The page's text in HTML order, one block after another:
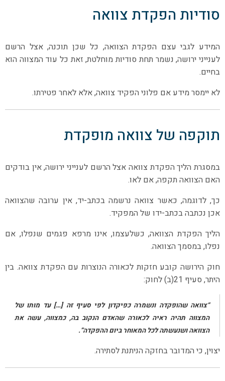
סודיות הפקדת צוואה
המידע לגבי עצם הפקדת הצוואה, כל שכן תוכנה, אצל הרשם
לענייני ירושה, נשמר תחת סודיות מוחלטת, זאת כל עוד המצווה הוא
בחיים.
לא יימסר מידע אם פלוני הפקיד צוואה, אלא לאחר פטירתו.
תוקפה של צוואה מופקדת
במסגרת הליך הפקדת צוואה אצל הרשם לענייני ירושה, אין בודקים
האם הצוואה תקפה, אם לאו.
כך, לדוגמה, כאשר צוואה נרשמה בכתב-יד, אין ערובה שהצוואה
אכן נכתבה בכתב-ידו של המפקיד.
הליך הפקדת הצוואה, כשלעצמו, אינו מרפא פגמים שנפלו, אם
נפלו, במסמך הצוואה.
חוק הירושה קובע חזקות לכאורה הנוצרות עם הפקדת צוואה. בין
היתר, סעיף 21(ב) לחוק:
“צוואה שהופקדה ונשמרה כפיקדון לפי סעיף זה […] עד מותו של
המצווה תהיה ראיה לכאורה שהאדם הנקוב בה, כמצווה, עשה את
הצוואה ושנעשתה לכל המאוחר ביום ההפקדה”.
יצוין, כי המדובר בחזקה הניתנת לסתירה.